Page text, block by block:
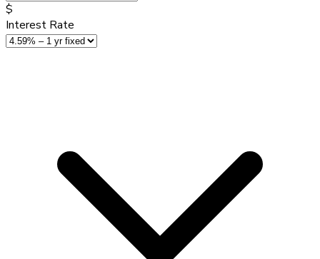
$
Interest Rate